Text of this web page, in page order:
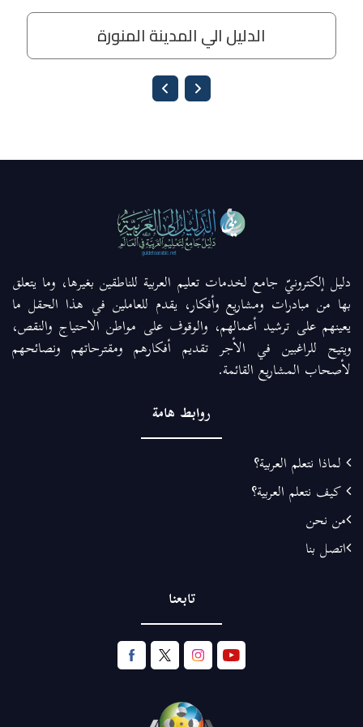
دليل إلكترونيّ جامع لخدمات تعليم العربية للناطقين بغيرها، وما يتعلق
بها من مبادرات ومشاريع وأفكار، يقدم للعاملين في هذا الحقل ما
يعينهم على ترشيد أعمالهم، والوقوف على مواطن الاحتياج والنقص،
ويتيح للراغبين في الأجر تقديم أفكارهم ومقترحاتهم ونصائحهم
لأصحاب المشاريع القائمة.
روابط هامة
لماذا نتعلم العربية؟
كيف نتعلم العربية؟
من نحن
اتصل بنا
تابعنا